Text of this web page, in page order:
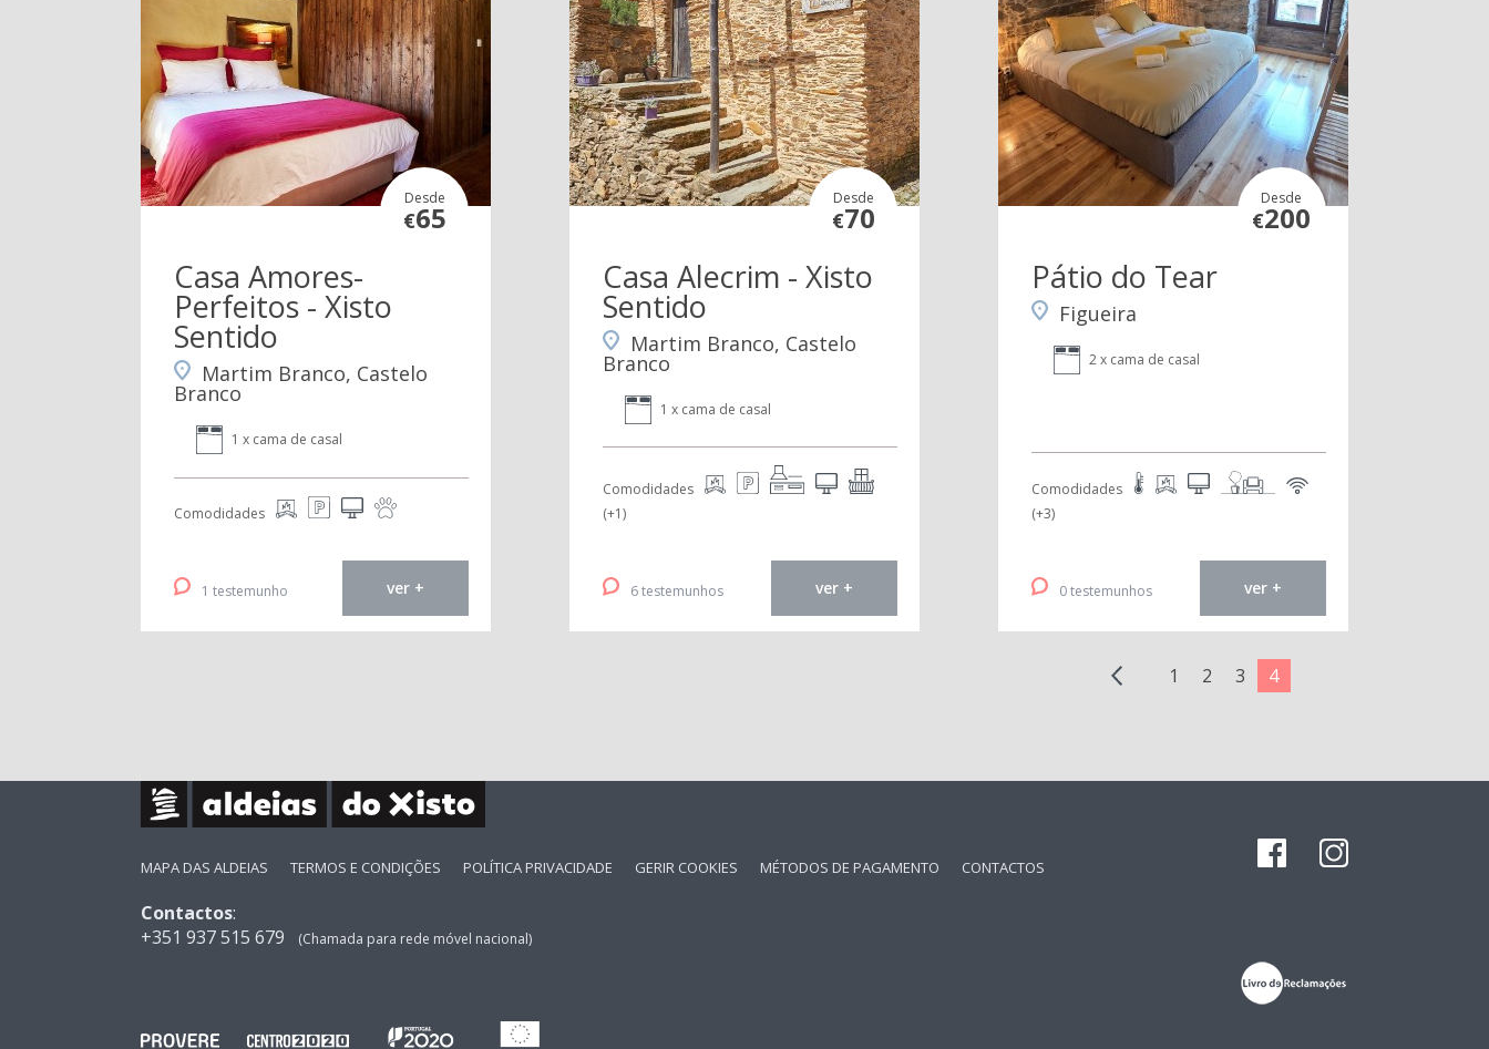
Desde
€65
Casa Amores-
Perfeitos - Xisto
Sentido
Martim Branco, Castelo
Branco
1 x cama de casal
Comodidades
1 testemunho ver +
Desde
€70
Casa Alecrim - Xisto
Sentido
Martim Branco, Castelo
Branco
1 x cama de casal
Comodidades
(+1)
6 testemunhos ver +
Desde
€200
Pátio do Tear
Figueira
2 x cama de casal
Comodidades
(+3)
0 testemunhos ver +
1 2 3 4
MAPA DAS ALDEIAS TERMOS E CONDIÇÕES POLÍTICA PRIVACIDADE GERIR COOKIES MÉTODOS DE PAGAMENTO CONTACTOS
Contactos:
+351 937 515 679
(Chamada para rede móvel nacional)